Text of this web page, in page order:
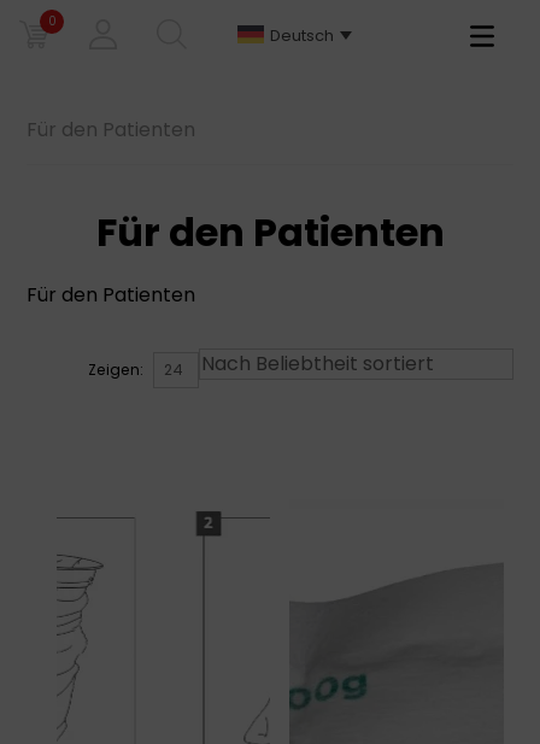
0
Deutsch
Primary
Für den Patienten
Für den Patienten
Für den Patienten
Zeigen: